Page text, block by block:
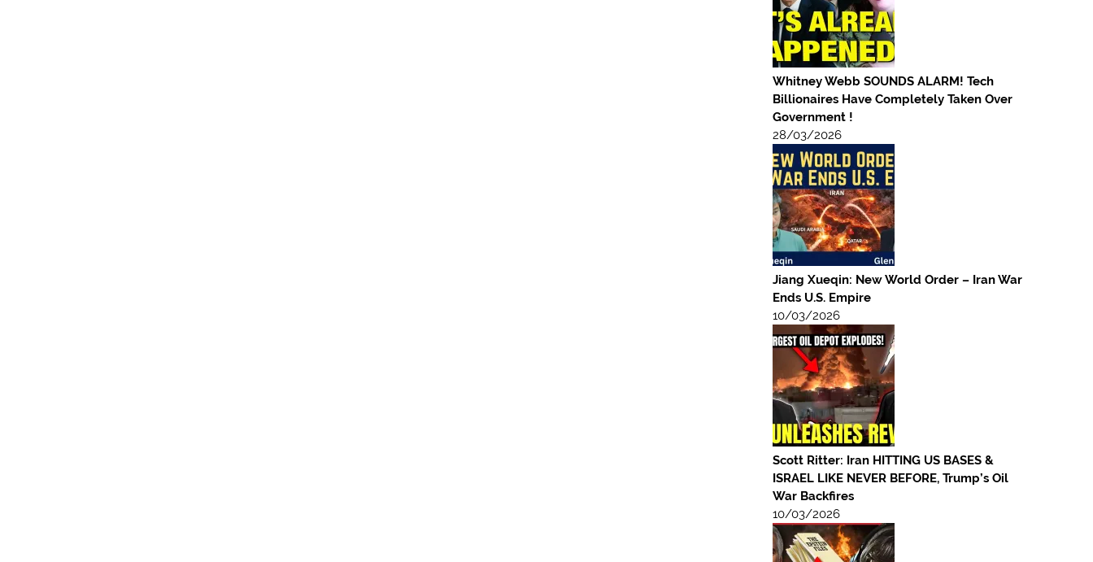
Whitney Webb SOUNDS ALARM! Tech
Billionaires Have Completely Taken Over
Government !
28/03/2026
Jiang Xueqin: New World Order – Iran War
Ends U.S. Empire
10/03/2026
Scott Ritter: Iran HITTING US BASES &
ISRAEL LIKE NEVER BEFORE, Trump’s Oil
War Backfires
10/03/2026